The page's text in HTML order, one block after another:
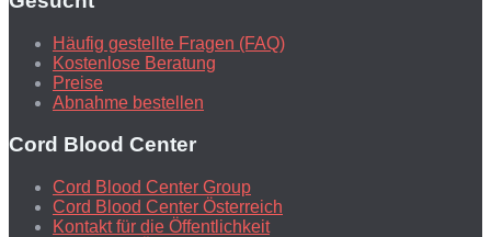
Häufig gestellte Fragen (FAQ)
Kostenlose Beratung
Preise
Abnahme bestellen
Cord Blood Center
Cord Blood Center Group
Cord Blood Center Österreich
Kontakt für die Öffentlichkeit